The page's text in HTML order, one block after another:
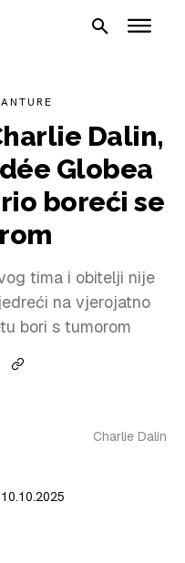
Dalin,
Globea
boreći se
tima i obitelji nije
na vjerojatno
bori s tumorom
Charlie Dalin
10.10.2025